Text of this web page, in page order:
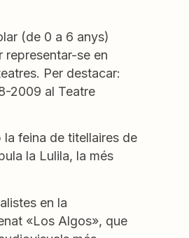
(de 0 a 6 anys)
representar-se en
Per destacar:
2009 al Teatre
feina de titellaires de
la Lulila, la més
en la
«Los Algos», que